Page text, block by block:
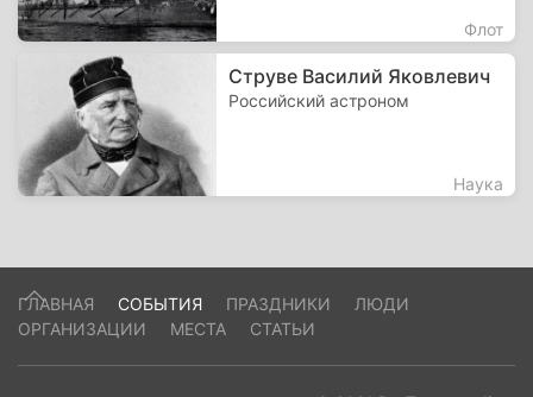
Флот
Струве Василий Яковлевич
Российский астроном
Наука
ГЛАВНАЯ СОБЫТИЯ ПРАЗДНИКИ
ЛЮДИ
ОРГАНИЗАЦИИ
МЕСТА СТАТЬИ